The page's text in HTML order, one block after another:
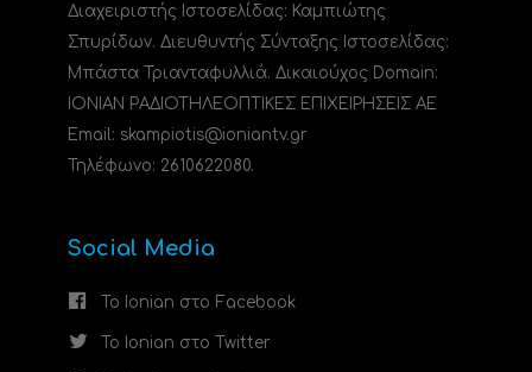
Διαχειριστής Ιστοσελίδας: Καμπιώτης
Σπυρίδων. Διευθυντής Σύνταξης Ιστοσελίδας:
Μπάστα Τριανταφυλλιά. Δικαιούχος Domain:
ΙΟΝΙΑΝ ΡΑΔΙΟΤΗΛΕΟΠΤΙΚΕΣ ΕΠΙΧΕΙΡΗΣΕΙΣ ΑΕ
Email: skampiotis@ioniantv.gr
Τηλέφωνο: 2610622080.
Social Media
Το Ionian στο Facebook
Το Ionian στο Twitter